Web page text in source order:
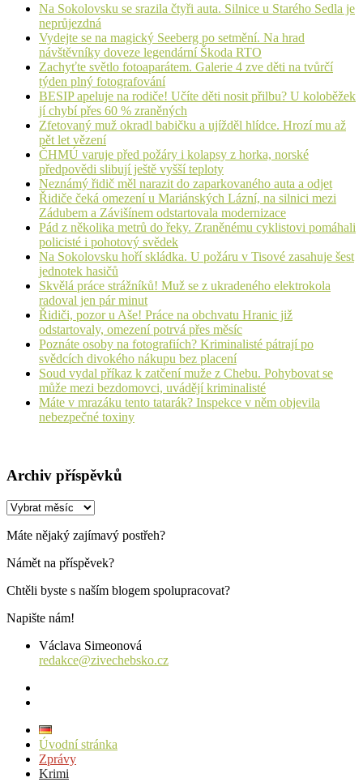
Na Sokolovsku se srazila čtyři auta. Silnice u Starého Sedla je
neprůjezdná
Vydejte se na magický Seeberg po setmění. Na hrad
návštěvníky doveze legendární Škoda RTO
Zachyťte světlo fotoaparátem. Galerie 4 zve děti na tvůrčí
týden plný fotografování
BESIP apeluje na rodiče! Učíte děti nosit přilbu? U koloběžek
jí chybí přes 60 % zraněných
Zfetovaný muž okradl babičku a ujížděl hlídce. Hrozí mu až
pět let vězení
ČHMÚ varuje před požáry i kolapsy z horka, norské
předpovědi slibují ještě vyšší teploty
Neznámý řidič měl narazit do zaparkovaného auta a odjet
Řidiče čeká omezení u Mariánských Lázní, na silnici mezi
Zádubem a Závišínem odstartovala modernizace
Pád z několika metrů do řeky. Zraněnému cyklistovi pomáhali
policisté i pohotový svědek
Na Sokolovsku hoří skládka. U požáru v Tisové zasahuje šest
jednotek hasičů
Skvělá práce strážníků! Muž se z ukradeného elektrokola
radoval jen pár minut
Řidiči, pozor u Aše! Práce na obchvatu Hranic již
odstartovaly, omezení potrvá přes měsíc
Poznáte osoby na fotografiích? Kriminalisté pátrají po
svědcích divokého nákupu bez placení
Soud vydal příkaz k zatčení muže z Chebu. Pohybovat se
může mezi bezdomovci, uvádějí kriminalisté
Máte v mrazáku tento tatarák? Inspekce v něm objevila
nebezpečné toxiny
Archiv příspěvků
Archiv
Máte nějaký zajímavý postřeh?
Námět na příspěvek?
Chtěli byste s naším blogem spolupracovat?
Napište nám!
Václava Simeonová
redakce@zivechebsko.cz
Úvodní stránka
Zprávy
Krimi